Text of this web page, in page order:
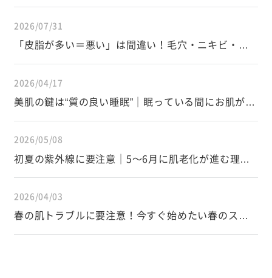
2026/07/31
「皮脂が多い＝悪い」は間違い！毛穴・ニキビ・イ
2026/04/17
美肌の鍵は“質の良い睡眠”｜眠っている間にお肌が変
2026/05/08
初夏の紫外線に要注意｜5〜6月に肌老化が進む理由
2026/04/03
春の肌トラブルに要注意！今すぐ始めたい春のスキ